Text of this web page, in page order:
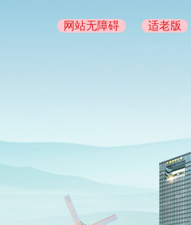
网站无障碍 适老版